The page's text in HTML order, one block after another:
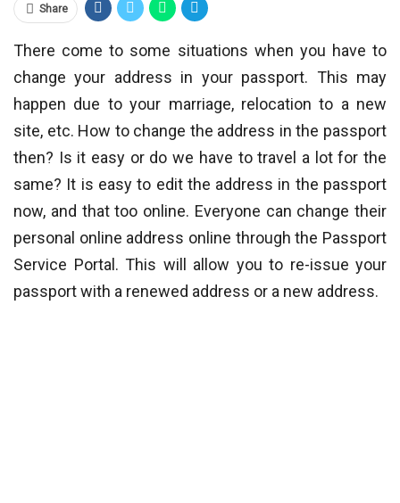
Share
There come to some situations when you have to
change your address in your passport. This may
happen due to your marriage, relocation to a new
site, etc. How to change the address in the passport
then? Is it easy or do we have to travel a lot for the
same? It is easy to edit the address in the passport
now, and that too online. Everyone can change their
personal online address online through the Passport
Service Portal. This will allow you to re-issue your
passport with a renewed address or a new address.